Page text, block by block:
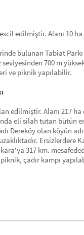
edilmiştir. Alanı 10
bulunan Tabiat
700 m
ve piknik yapılabilir.
edilmiştir. Alanı 217
eli silah tutan bütün
Dereköy olan köyün
Ersizlerdere
317 km.
çadır kampı